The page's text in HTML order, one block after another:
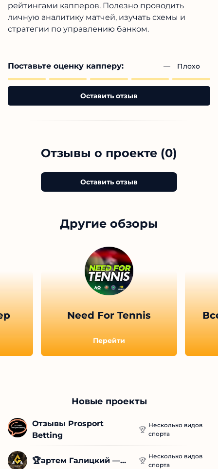
рейтингами капперов. Полезно проводить
личную аналитику матчей, изучать схемы и
стратегии по управлению банком.
Поставьте оценку капперу: — Плохо
Оставить отзыв
Отзывы о проекте (0)
Оставить отзыв
Другие обзоры
Need For Tennis
Перейти
Новые проекты
Отзывы Prosport
Betting
Несколько видов
спорта
🏆артем Галицкий —...
Несколько видов
спорта